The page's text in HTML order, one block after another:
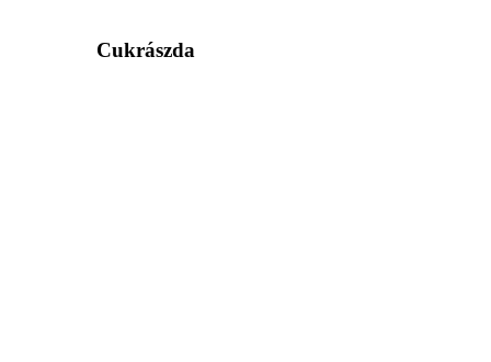
Cukrászda